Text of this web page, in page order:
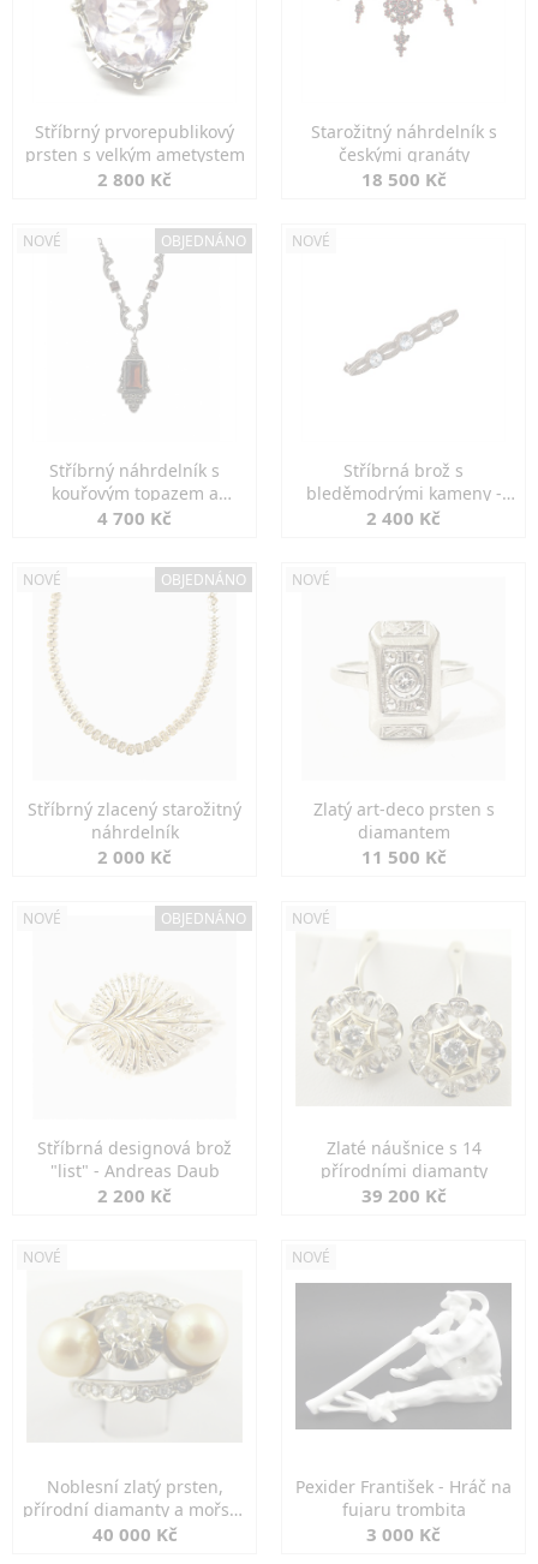
Stříbrný prvorepublikový
prsten s velkým ametystem
2 800 Kč
Starožitný náhrdelník s
českými granáty
18 500 Kč
NOVÉ OBJEDNÁNO
Stříbrný náhrdelník s
kouřovým topazem a
markazity
4 700 Kč
NOVÉ
Stříbrná brož s
bleděmodrými kameny -
jemná elegance
2 400 Kč
NOVÉ OBJEDNÁNO
Stříbrný zlacený starožitný
náhrdelník
2 000 Kč
NOVÉ
Zlatý art-deco prsten s
diamantem
11 500 Kč
NOVÉ OBJEDNÁNO
Stříbrná designová brož
"list" - Andreas Daub
2 200 Kč
NOVÉ
Zlaté náušnice s 14
přírodními diamanty
39 200 Kč
NOVÉ
Noblesní zlatý prsten,
přírodní diamanty a mořské
perly
40 000 Kč
NOVÉ
Pexider František - Hráč na
fujaru trombita
3 000 Kč